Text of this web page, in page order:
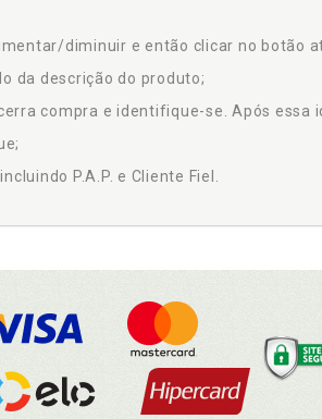
diminuir e então clicar no botão
da descrição do produto;
compra e identifique-se. Após essa
P.A.P. e Cliente Fiel.